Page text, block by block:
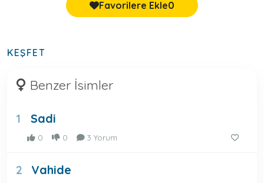
Favorilere Ekle0
KEŞFET
Benzer İsimler
1 Sadi
0 0 3 Yorum
2 Vahide